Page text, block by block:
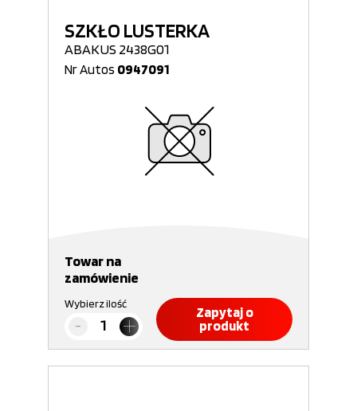
SZKŁO LUSTERKA
ABAKUS 2438G01
Nr Autos 0947091
Towar na
zamówienie
Wybierz ilość
Zapytaj o
produkt